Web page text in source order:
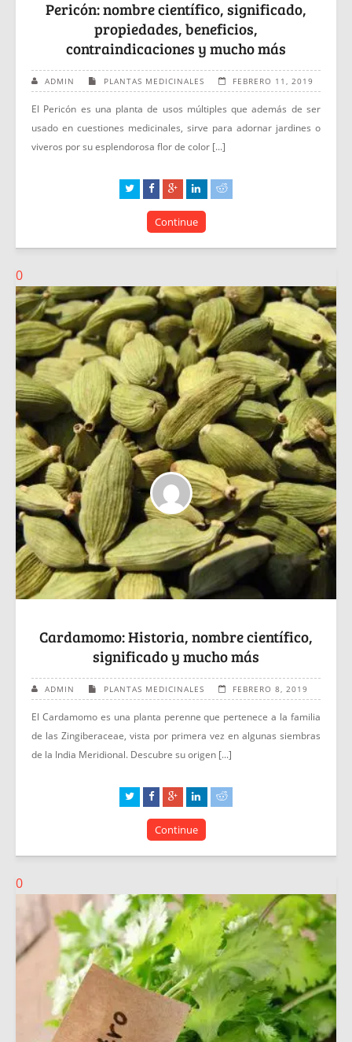
Pericón: nombre científico, significado,
propiedades, beneficios,
contraindicaciones y mucho más
ADMIN PLANTAS MEDICINALES FEBRERO 11, 2019
El Pericón es una planta de usos múltiples que además de ser
usado en cuestiones medicinales, sirve para adornar jardines o
viveros por su esplendorosa flor de color [...]
Continue
0
Cardamomo: Historia, nombre científico,
significado y mucho más
ADMIN PLANTAS MEDICINALES FEBRERO 8, 2019
El Cardamomo es una planta perenne que pertenece a la familia
de las Zingiberaceae, vista por primera vez en algunas siembras
de la India Meridional. Descubre su origen [...]
Continue
0